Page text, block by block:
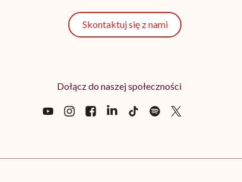
Skontaktuj się z nami
Dołącz do naszej społeczności